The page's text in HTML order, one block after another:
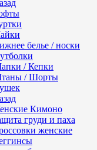
белье / носки
/ Кепки
/ Шорты
Кимоно
груди и паха
женские